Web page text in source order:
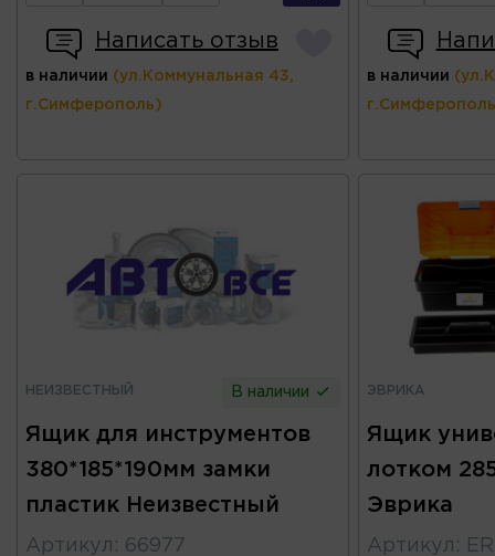
Написать отзыв
в наличии (ул.Коммунальная 43,
г.Симферополь)
в наличии
НЕИЗВЕСТНЫЙ В наличии
Ящик для инструментов
380*185*190мм замки
пластик Неизвестный
Артикул : 66977
ЭВРИКА
Ящик
лотком
Эврика
Артикул :